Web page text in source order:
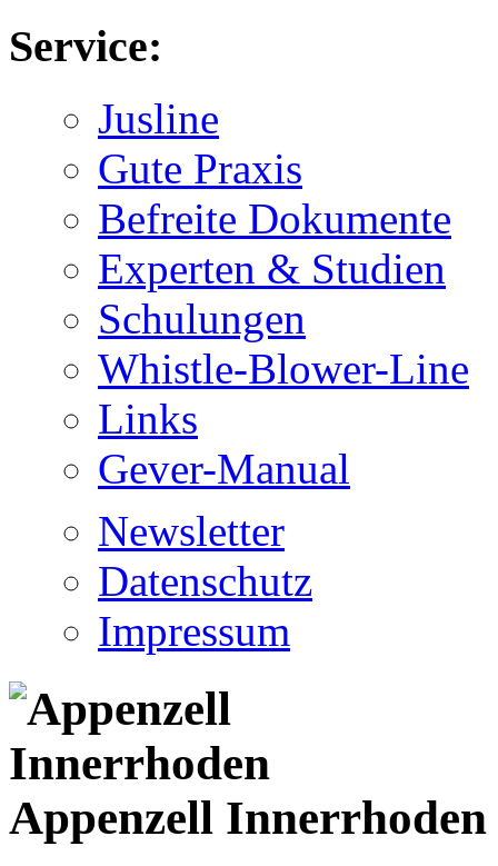
Service:
Jusline
Gute Praxis
Befreite Dokumente
Experten & Studien
Schulungen
Whistle-Blower-Line
Links
Gever-Manual
Newsletter
Datenschutz
Impressum
Appenzell Innerrhoden